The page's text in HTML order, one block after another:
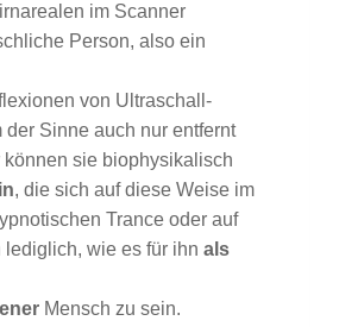
im Scanner
Person, also ein
von Ultraschall-
Sinne auch nur entfernt
sie biophysikalisch
, die sich auf diese Weise im
Trance oder auf
lediglich, wie es für ihn als
Mensch zu sein.